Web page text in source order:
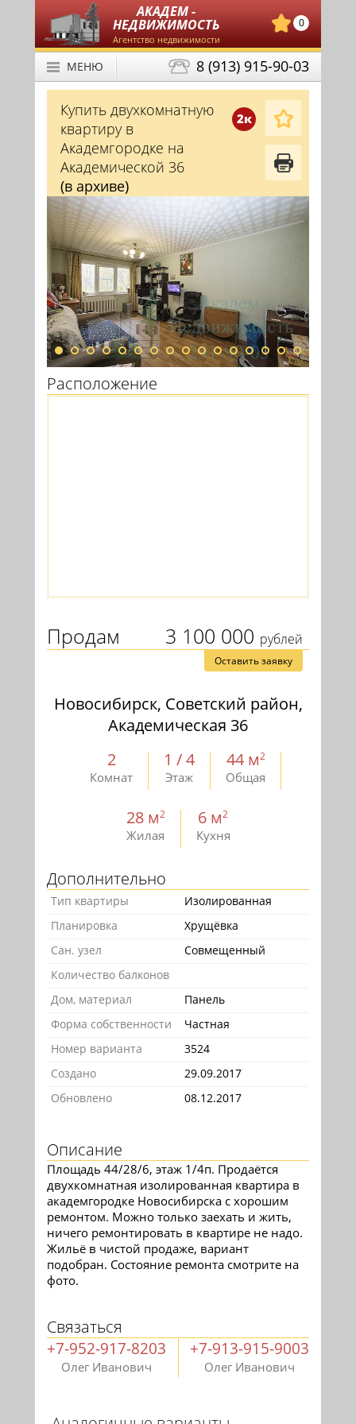
АКАДЕМ -
НЕДВИЖИМОСТЬ
Агентство недвижимости
0
8 (913) 915-90-03
МЕНЮ
2к
Купить двухкомнатную
квартиру в
Академгородке на
Академической 36
(в архиве)
Расположение
3 100 000 рублей
Продам
Оставить заявку
Новосибирск, Советский район,
Академическая 36
2
Комнат
1 / 4
Этаж
44 м2
Общая
28 м2
Жилая
6 м2
Кухня
Дополнительно
Тип квартиры
Изолированная
Планировка
Хрущёвка
Сан. узел
Совмещенный
Количество балконов
Дом, материал
Панель
Форма собственности
Частная
Номер варианта
3524
Создано
29.09.2017
Обновлено
08.12.2017
Описание
Площадь 44/28/6, этаж 1/4п. Продаётся
двухкомнатная изолированная квартира в
академгородке Новосибирска с хорошим
ремонтом. Можно только заехать и жить,
ничего ремонтировать в квартире не надо.
Жильё в чистой продаже, вариант
подобран. Состояние ремонта смотрите на
фото.
Связаться
+7-952-917-8203
Олег Иванович
+7-913-915-9003
Олег Иванович